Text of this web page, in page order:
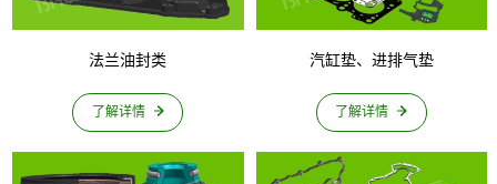
法兰油封类
了解详情
汽缸垫、进排气垫
了解详情